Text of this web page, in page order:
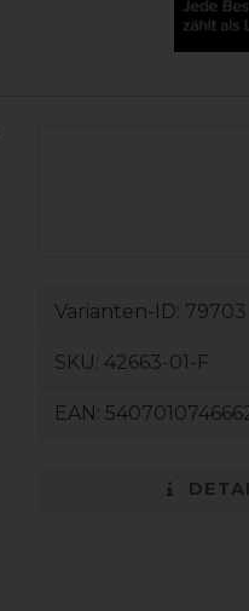
Varianten-ID: 79703
SKU: 42663-01-F
EAN: